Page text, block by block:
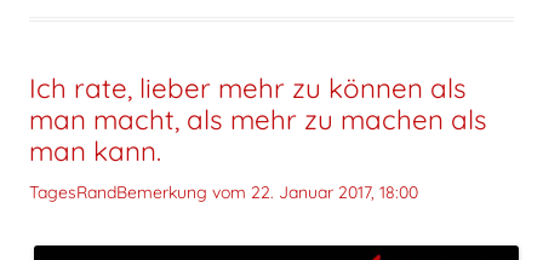
Ich rate, lieber mehr zu können als
man macht, als mehr zu machen als
man kann.
TagesRandBemerkung vom 22. Januar 2017, 18:00